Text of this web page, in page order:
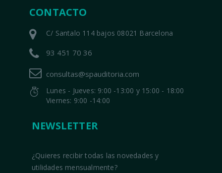
CONTACTO
C/ Santalo 114 bajos 08021 Barcelona
93 451 70 36
consultas@spauditoria.com
Lunes - Jueves: 9:00 -13:00 y 15:00 - 18:00
Viernes: 9:00 -14:00
NEWSLETTER
¿Quieres recibir todas las novedades y
utilidades mensualmente?